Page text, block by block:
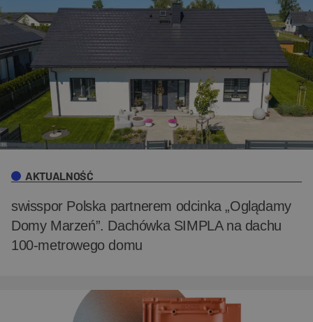
AKTUALNOŚĆ
swisspor Polska partnerem odcinka „Oglądamy
Domy Marzeń”. Dachówka SIMPLA na dachu
100-metrowego domu